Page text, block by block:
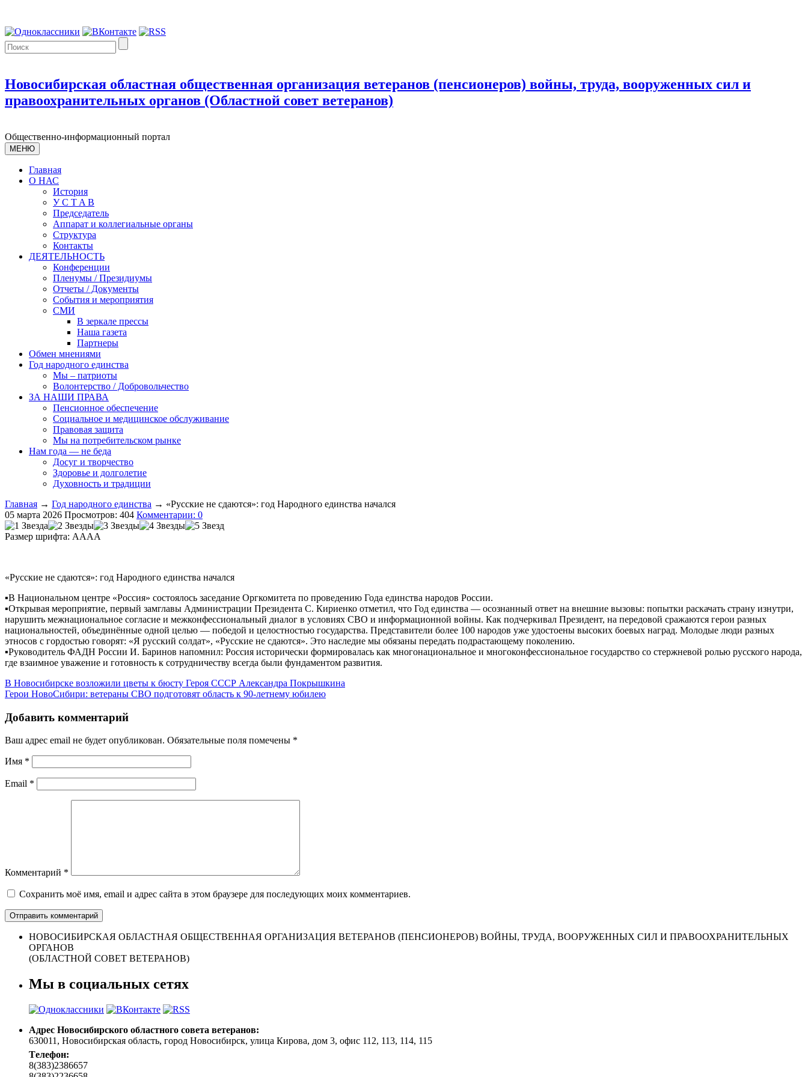
Новосибирская областная общественная организация ветеранов (пенсионеров) войны, труда, вооруженных сил и
правоохранительных органов (Областной совет ветеранов)
Общественно-информационный портал
МЕНЮ
Главная
О НАС
История
У С T A B
Председатель
Аппарат и коллегиальные органы
Структура
Контакты
ДЕЯТЕЛЬНОСТЬ
Конференции
Пленумы / Президиумы
Отчеты / Документы
События и мероприятия
СМИ
В зеркале прессы
Наша газета
Партнеры
Обмен мнениями
Год народного единства
Мы – патриоты
Волонтерство / Добровольчество
ЗА НАШИ ПРАВА
Пенсионное обеспечение
Социальное и медицинское обслуживание
Правовая защита
Мы на потребительском рынке
Нам года — не беда
Досуг и творчество
Здоровье и долголетие
Духовность и традиции
Главная → Год народного единства → «Русские не сдаются»: год Народного единства начался
05 марта 2026 Просмотров: 404 Комментарии: 0
Размер шрифта: AAAA
«Русские не сдаются»: год Народного единства начался
▪️В Национальном центре «Россия» состоялось заседание Оргкомитета по проведению Года единства народов России.
▪️Открывая мероприятие, первый замглавы Администрации Президента С. Кириенко отметил, что Год единства — осознанный ответ на внешние вызовы: попытки раскачать страну изнутри,
нарушить межнациональное согласие и межконфессиональный диалог в условиях СВО и информационной войны. Как подчеркивал Президент, на передовой сражаются герои разных
национальностей, объединённые одной целью — победой и целостностью государства. Представители более 100 народов уже удостоены высоких боевых наград. Молодые люди разных
этносов с гордостью говорят: «Я русский солдат», «Русские не сдаются». Это наследие мы обязаны передать подрастающему поколению.
▪️Руководитель ФАДН России И. Баринов напомнил: Россия исторически формировалась как многонациональное и многоконфессиональное государство со стержневой ролью русского народа,
где взаимное уважение и готовность к сотрудничеству всегда были фундаментом развития.
В Новосибирске возложили цветы к бюсту Героя СССР Александра Покрышкина
Герои НовоСибири: ветераны СВО подготовят область к 90-летнему юбилею
Добавить комментарий
Ваш адрес email не будет опубликован. Обязательные поля помечены *
Имя *
Email *
Комментарий *
Сохранить моё имя, email и адрес сайта в этом браузере для последующих моих комментариев.
НОВОСИБИРСКАЯ ОБЛАСТНАЯ ОБЩЕСТВЕННАЯ ОРГАНИЗАЦИЯ ВЕТЕРАНОВ (ПЕНСИОНЕРОВ) ВОЙНЫ, ТРУДА, ВООРУЖЕННЫХ СИЛ И ПРАВООХРАНИТЕЛЬНЫХ
ОРГАНОВ
(ОБЛАСТНОЙ СОВЕТ ВЕТЕРАНОВ)
Мы в социальных сетях
Адрес Новосибирского областного совета ветеранов:
630011, Новосибирская область, город Новосибирск, улица Кирова, дом 3, офис 112, 113, 114, 115
Tелефон:
8(383)2386657